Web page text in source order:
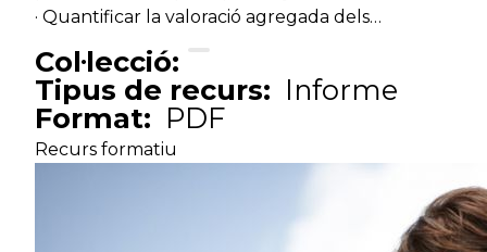
· Quantificar la valoració agregada dels…
Col·lecció:
Tipus de recurs: Informe
Format: PDF
Recurs formatiu